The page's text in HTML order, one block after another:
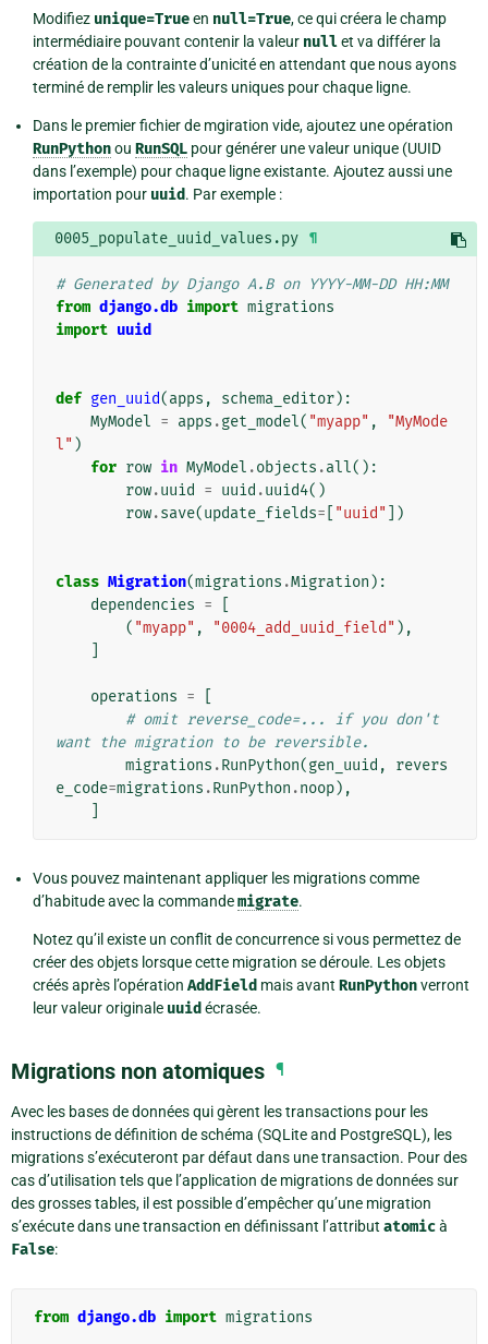
Modifiez unique=Trueen null=True, ce qui créera le champ
intermédiaire pouvant contenir la valeur nullet va différer la
création de la contrainte d’unicité en attendant que nous ayons
terminé de remplir les valeurs uniques pour chaque ligne.
Dans le premier fichier de mgiration vide, ajoutez une opération
RunPythonou RunSQL pour générer une valeur unique (UUID
dans l’exemple) pour chaque ligne existante. Ajoutez aussi une
importation pour uuid. Par exemple :
0005_populate_uuid_values.py ¶
# Generated by Django A.B on YYYY-MM-DD HH:MM
from django.db import migrations
import uuid
def gen_uuid(apps , schema_editor):
MyModel = apps .get_model( "myapp" ,
"MyMode
l" )
for row in MyModel .objects .all():
row.uuid = uuid .uuid4()
row.save(update_fields= "uuid" ])
class Migration(migrations .Migration ):
dependencies =
( "myapp" , "0004_add_uuid_field" ),
operations =
# omit reverse_code=... if you don't
want the migration to be reversible.
migrations .RunPython(gen_uuid ,
revers
e_code=migrations .RunPython .noop),
Vous pouvez maintenant appliquer les migrations comme
d’habitude avec la commandemigrate.
Notez qu’il existe un conflit de concurrence si vous permettez de
créer des objets lorsque cette migration se déroule. Les objets
créés après l’opération AddField mais avant RunPythonverront
leur valeur originale uuid écrasée.
Migrations non atomiques ¶
Avec les bases de données qui gèrent les transactions pour les
instructions de définition de schéma (SQLite and PostgreSQL), les
migrations s’exécuteront par défaut dans une transaction. Pour des
cas d’utilisation tels que l’application de migrations de données sur
des grosses tables, il est possible d’empêcher qu’une migration
s’exécute dans une transaction en définissant l’attribut atomicà
False:
from django.db import migrations